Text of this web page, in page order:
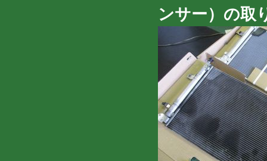
ンサー）の取